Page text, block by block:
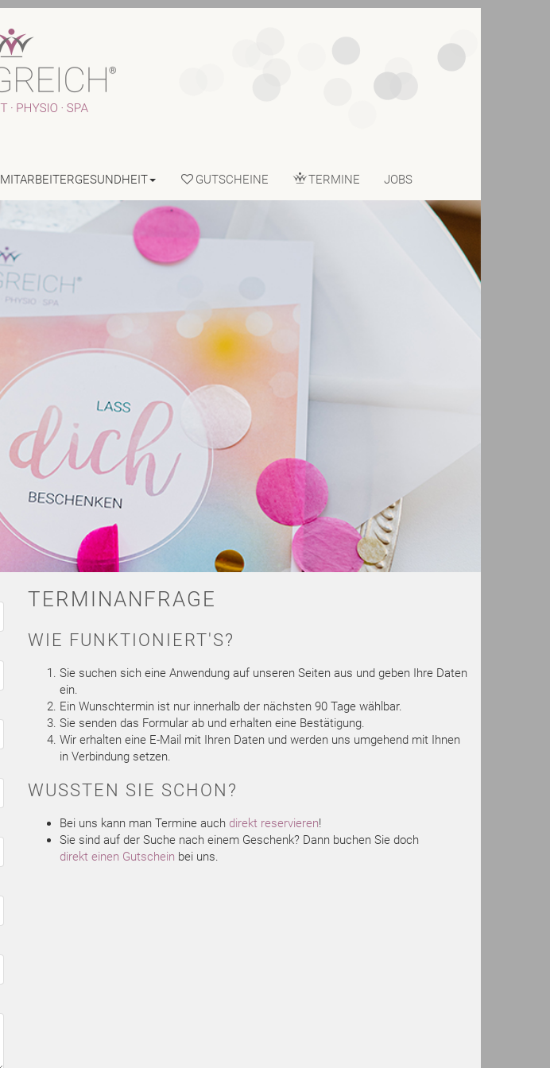
MITARBEITERGESUNDHEIT GUTSCHEINE TERMINE JOBS
TERMINANFRAGE
WIE FUNKTIONIERT'S?
Sie suchen sich eine Anwendung auf unseren Seiten aus und geben Ihre Daten
ein.
Ein Wunschtermin ist nur innerhalb der nächsten 90 Tage wählbar.
Sie senden das Formular ab und erhalten eine Bestätigung.
Wir erhalten eine E-Mail mit Ihren Daten und werden uns umgehend mit Ihnen
in Verbindung setzen.
WUSSTEN SIE SCHON?
Bei uns kann man Termine auch direkt reservieren!
Sie sind auf der Suche nach einem Geschenk? Dann buchen Sie doch
direkt einen Gutschein bei uns.